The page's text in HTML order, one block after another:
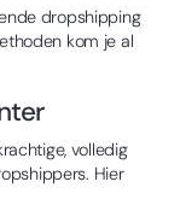
dropshipping
kom je al
volledig
Hier